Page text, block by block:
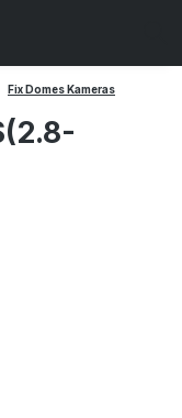
Fix Domes Kameras